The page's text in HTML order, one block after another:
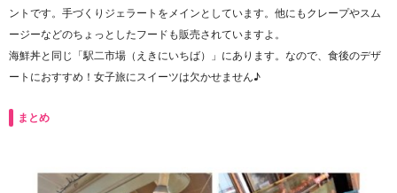
ントです。手づくりジェラートをメインとしています。他にもクレープやスム
ージーなどのちょっとしたフードも販売されていますよ。
海鮮丼と同じ「駅二市場（えきにいちば）」にあります。なので、食後のデザ
ートにおすすめ！女子旅にスイーツは欠かせません♪
まとめ